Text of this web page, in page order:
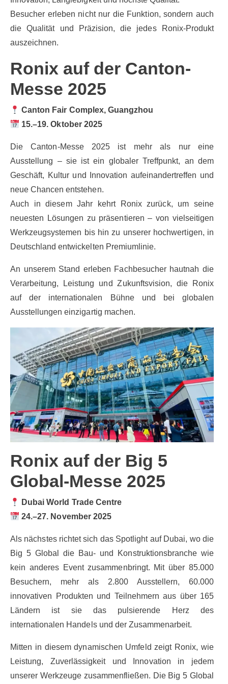
Besucher erleben nicht nur die Funktion, sondern auch
die Qualität und Präzision, die jedes Ronix-Produkt
auszeichnen.
Ronix auf der Canton-
Messe 2025
Canton Fair Complex, Guangzhou
15.–19.Oktober 2025
Die Canton-Messe 2025 ist mehr als nur eine
Ausstellung – sie ist ein globaler Treffpunkt, an dem
Geschäft, Kultur und Innovation aufeinandertreffen und
neue Chancen entstehen.
Auch in diesem Jahr kehrt Ronix zurück, um seine
neuesten Lösungen zu präsentieren – von vielseitigen
Werkzeugsystemen bis hin zu unserer hochwertigen, in
Deutschland entwickelten Premiumlinie.
An unserem Stand erleben Fachbesucher hautnah die
Verarbeitung, Leistung und Zukunftsvision, die Ronix
auf der internationalen Bühne und bei globalen
Ausstellungen einzigartig machen.
Ronix auf der Big 5
Global-Messe 2025
Dubai World Trade Centre
24.–27. November 2025
Als nächstes richtet sich das Spotlight auf Dubai, wo die
Big 5 Global die Bau- und Konstruktionsbranche wie
kein anderes Event zusammenbringt. Mit über 85.000
Besuchern, mehr als 2.800 Ausstellern, 60.000
innovativen Produkten und Teilnehmern aus über 165
Ländern ist sie das pulsierende Herz des
internationalen Handels und der Zusammenarbeit.
Mitten in diesem dynamischen Umfeld zeigt Ronix, wie
Leistung, Zuverlässigkeit und Innovation in jedem
unserer Werkzeuge zusammenfließen. Die Big 5 Global